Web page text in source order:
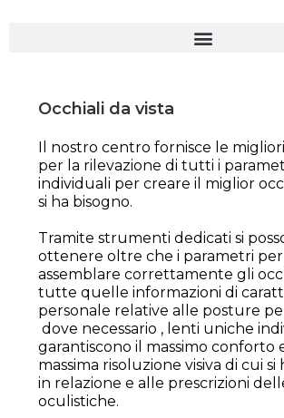
Occhiali da vista
Il nostro centro fornisce le
per la rilevazione di tutti i
individuali per creare il miglior
si ha bisogno.
Tramite strumenti dedicati si
ottenere oltre che i parametri per
assemblare correttamente gli
tutte quelle informazioni di
personale relative alle posture
dove necessario , lenti uniche
garantiscono il massimo conforto
massima risoluzione visiva di cui si
in relazione e alle prescrizioni
oculistiche.